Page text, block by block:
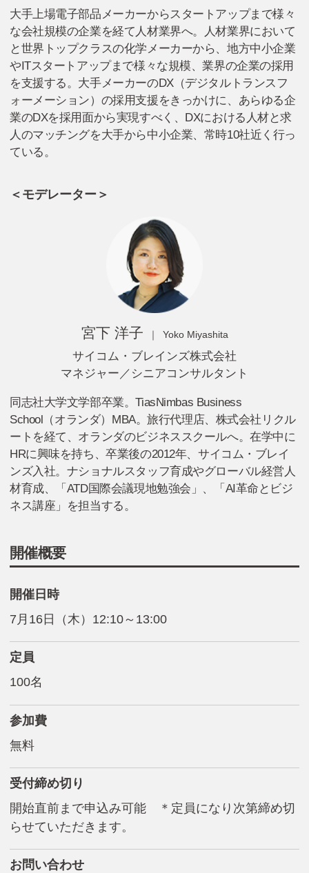
大手上場電子部品メーカーからスタートアップまで様々
な会社規模の企業を経て人材業界へ。人材業界において
と世界トップクラスの化学メーカーから、地方中小企業
やITスタートアップまで様々な規模、業界の企業の採用
を支援する。大手メーカーのDX（デジタルトランスフ
ォーメーション）の採用支援をきっかけに、あらゆる企
業のDXを採用面から実現すべく、DXにおける人材と求
人のマッチングを大手から中小企業、常時10社近く行っ
ている。
＜モデレーター＞
宮下 洋子 Yoko Miyashita
サイコム・ブレインズ株式会社
マネジャー／シニアコンサルタント
同志社⼤学⽂学部卒業。TiasNimbas Business
School（オランダ）MBA。旅行代理店、株式会社リクル
ートを経て、オランダのビジネススクールへ。在学中に
HRに興味を持ち、卒業後の2012年、サイコム・ブレイ
ンズ入社。ナショナルスタッフ育成やグローバル経営人
材育成、「ATD国際会議現地勉強会」、「AI革命とビジ
ネス講座」を担当する。
開催概要
開催日時
7月16日（木）12:10～13:00
定員
100名
参加費
無料
受付締め切り
開始直前まで申込み可能 ＊定員になり次第締め切
らせていただきます。
お問い合わせ